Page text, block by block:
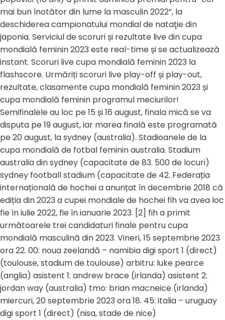
mai bun înotător din lume la masculin 2022”, la
deschiderea campionatului mondial de nataţie din
japonia. Serviciul de scoruri și rezultate live din cupa
mondială feminin 2023 este real-time și se actualizează
instant. Scoruri live cupa mondială feminin 2023 la
flashscore. Urmăriți scoruri live play-off și play-out,
rezultate, clasamente cupa mondială feminin 2023 și
cupa mondială feminin programul meciurilor!
Semifinalele au loc pe 15 și 16 august, finala mică se va
disputa pe 19 august, iar marea finală este programată
pe 20 august, la sydney (australia). Stadioanele de la
cupa mondială de fotbal feminin australia. Stadium
australia din sydney (capacitate de 83. 500 de locuri)
sydney football stadium (capacitate de 42. Federația
internațională de hochei a anunțat în decembrie 2018 că
ediția din 2023 a cupei mondiale de hochei fih va avea loc
fie în iulie 2022, fie în ianuarie 2023. [2] fih a primit
următoarele trei candidaturi finale pentru cupa
mondială masculină din 2023. Vineri, 15 septembrie 2023
ora 22. 00: noua zeelandă – namibia digi sport 1 (direct)
(toulouse, stadium de toulouse) arbitru: luke pearce
(anglia) asistent 1: andrew brace (irlanda) asistent 2:
jordan way (australia) tmo: brian macneice (irlanda)
miercuri, 20 septembrie 2023 ora 18. 45: italia – uruguay
digi sport 1 (direct) (nisa, stade de nice)